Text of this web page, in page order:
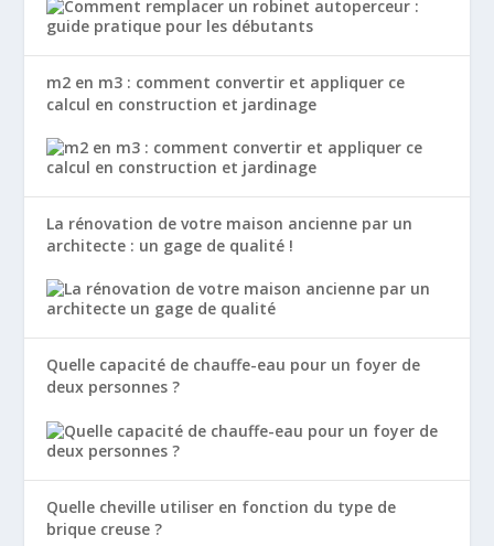
m2 en m3 : comment convertir et appliquer ce
calcul en construction et jardinage
La rénovation de votre maison ancienne par un
architecte : un gage de qualité !
Quelle capacité de chauffe-eau pour un foyer de
deux personnes ?
Quelle cheville utiliser en fonction du type de
brique creuse ?